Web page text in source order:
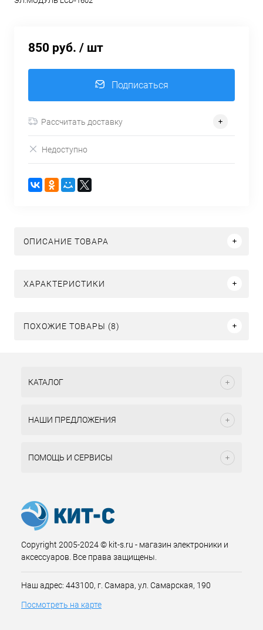
850 руб. / шт
Подписаться
Рассчитать доставку
Недоступно
ОПИСАНИЕ ТОВАРА
ХАРАКТЕРИСТИКИ
ПОХОЖИЕ ТОВАРЫ (8)
КАТАЛОГ
НАШИ ПРЕДЛОЖЕНИЯ
ПОМОЩЬ И СЕРВИСЫ
Copyright 2005-2024 © kit-s.ru - магазин электроники и
аксессуаров. Все права защищены.
Наш адрес: 443100, г. Самара, ул. Самарская, 190
Посмотреть на карте